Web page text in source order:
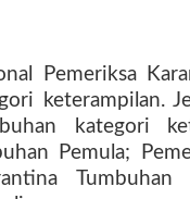
Pemeriksa
keterampilan.
kategori
Pemula;